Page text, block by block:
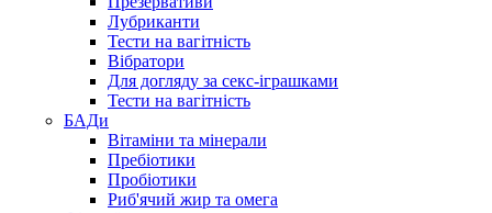
Лубриканти
Тести на вагітність
Вібратори
Для догляду за секс-іграшками
Тести на вагітність
БАДи
Вітаміни та мінерали
Пребіотики
Пробіотики
Риб'ячий жир та омега